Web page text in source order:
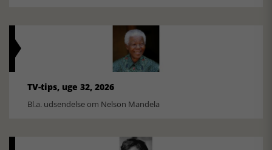
TV-tips, uge 32, 2026
Bl.a. udsendelse om Nelson Mandela